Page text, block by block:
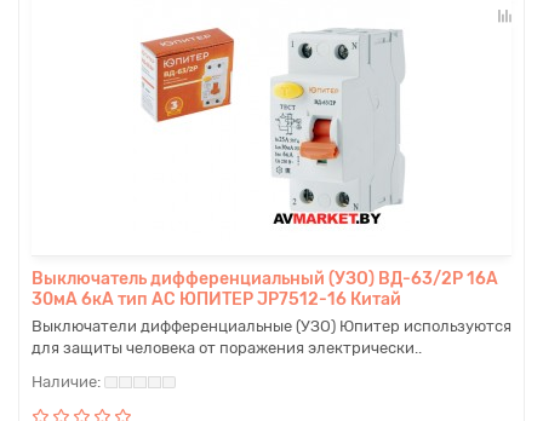
Выключатель дифференциальный (УЗО) BД-63/2P 16А
30мА 6кА тип АС ЮПИТЕР JP7512-16 Китай
Выключатели дифференциальные (УЗО) Юпитер используются
для защиты человека от поражения электрически..